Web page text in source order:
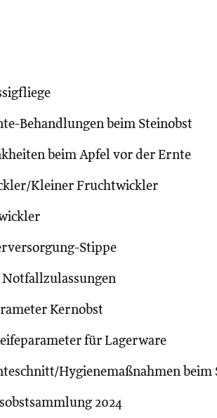
Behandlungen beim Steinobst
beim Apfel vor der Ernte
Kleiner Fruchtwickler
Stippe
Notfallzulassungen
Kernobst
für Lagerware
Hygienemaßnahmen beim
2024